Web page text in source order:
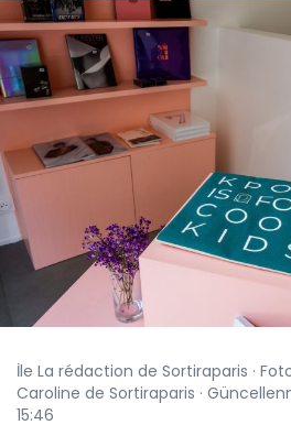
İle La rédaction de Sortiraparis ·
Caroline de Sortiraparis ·
15:46